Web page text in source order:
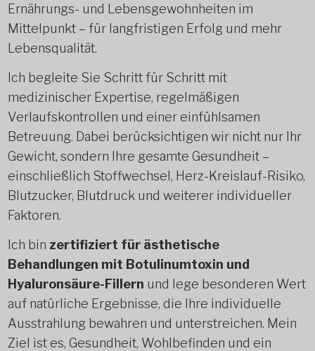
Ernährungs- und Lebensgewohnheiten im
Mittelpunkt – für langfristigen Erfolg und mehr
Lebensqualität.
Ich begleite Sie Schritt für Schritt mit
medizinischer Expertise, regelmäßigen
Verlaufskontrollen und einer einfühlsamen
Betreuung. Dabei berücksichtigen wir nicht nur Ihr
Gewicht, sondern Ihre gesamte Gesundheit –
einschließlich Stoffwechsel, Herz-Kreislauf-Risiko,
Blutzucker, Blutdruck und weiterer individueller
Faktoren.
Ich bin zertifiziert für ästhetische
Behandlungen mit Botulinumtoxin und
Hyaluronsäure-Fillern und lege besonderen Wert
auf natürliche Ergebnisse, die Ihre individuelle
Ausstrahlung bewahren und unterstreichen. Mein
Ziel ist es, Gesundheit, Wohlbefinden und ein